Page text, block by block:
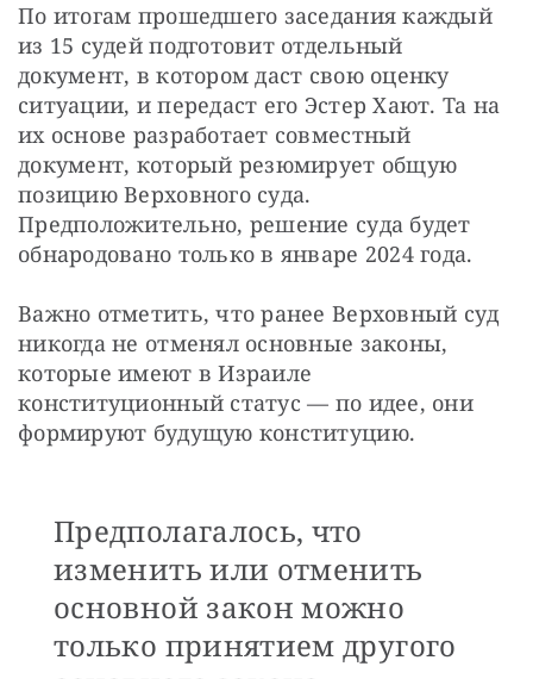
По итогам прошедшего заседания каждый
из 15 судей подготовит отдельный
документ, в котором даст свою оценку
ситуации, и передаст его Эстер Хают. Та на
их основе разработает совместный
документ, который резюмирует общую
позицию Верховного суда.
Предположительно, решение суда будет
обнародовано только в январе 2024 года.
Важно отметить, что ранее Верховный суд
никогда не отменял основные законы,
которые имеют в Израиле
конституционный статус — по идее, они
формируют будущую конституцию.
Предполагалось, что
изменить или отменить
основной закон можно
только принятием другого